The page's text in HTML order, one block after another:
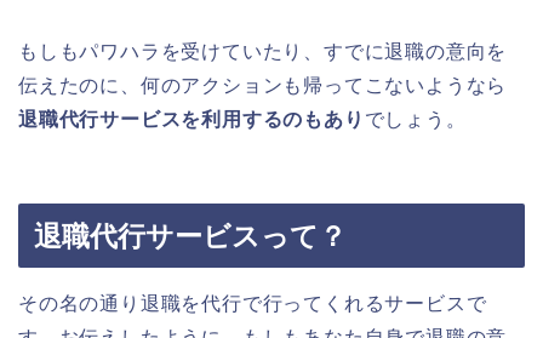
もしもパワハラを受けていたり、すでに退職の意向を
伝えたのに、何のアクションも帰ってこないようなら
退職代行サービスを利用するのもあり でしょう。
退職代行サービスって？
その名の通り退職を代行で行ってくれるサービスで